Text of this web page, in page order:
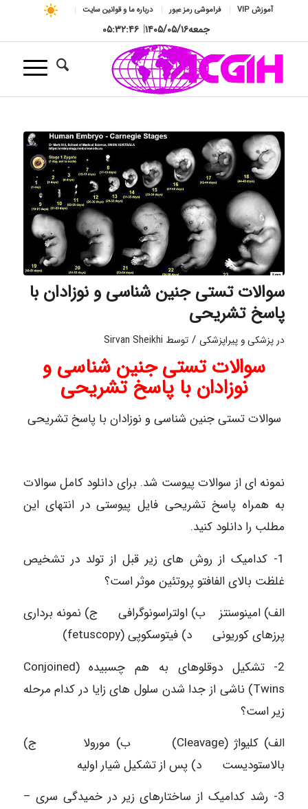
آموزش VIP فراموشی رمز عبور درباره ما و قوانین سایت
جمعه۱۴۰۵/۰۵/۱۶| ۰۵:۳۲:۴۶
سوالات تستی جنین شناسی و نوزادان با
پاسخ تشریحی
در پزشکی و پیراپزشکی / توسط Sirvan Sheikhi
سوالات تستی جنین شناسی و
نوزادان با پاسخ تشریحی
سوالات تستی جنین شناسی و نوزادان با پاسخ تشریحی
نمونه ای از سوالات پیوست شد. برای دانلود کامل سوالات
به همراه پاسخ تشریحی فایل پیوستی در انتهای این
مطلب را دانلود کنید.
1- کدامیک از روش های زیر قبل از تولد در تشخیص
غلظت بالای الفافتو پروتئین موثر است؟
الف) امينوسنتز ب) اولتراسونوگرافی ج) نمونه برداری
پرزهای کوریونی د) فیتوسکوپی (fetuscopy)
2- تشکیل دوقلوهای به هم چسبیده (Conjoined
Twins) ناشی از جدا شدن سلول های زایا در کدام مرحله
زیر است؟
الف) کلیواژ (Cleavage) ب) مورولا ج)
بالاستودیست د) پس از تشکیل شیار اولیه
3- رشد کدامیک از ساختارهای زیر در خمیدگی سری –